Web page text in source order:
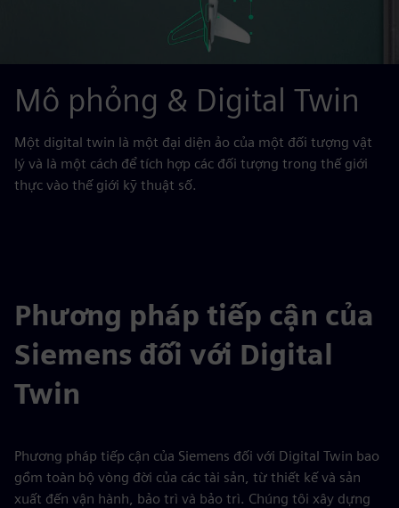
Mô phỏng & Digital Twin
Một digital twin là một đại diện ảo của một đối tượng vật
lý và là một cách để tích hợp các đối tượng trong thế giới
thực vào thế giới kỹ thuật số.
Phương pháp tiếp cận của
Siemens đối với Digital
Twin
Phương pháp tiếp cận của Siemens đối với Digital Twin bao
gồm toàn bộ vòng đời của các tài sản, từ thiết kế và sản
xuất đến vận hành, bảo trì và bảo trì. Chúng tôi xây dựng